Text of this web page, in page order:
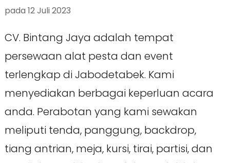
pada 12 Juli 2023
CV. Bintang Jaya adalah tempat
persewaan alat pesta dan event
terlengkap di Jabodetabek. Kami
menyediakan berbagai keperluan acara
anda. Perabotan yang kami sewakan
meliputi tenda, panggung, backdrop,
tiang antrian, meja, kursi, tirai, partisi, dan